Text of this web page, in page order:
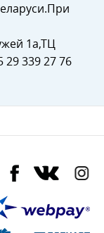
1а,ТЦ
29 339 27 76